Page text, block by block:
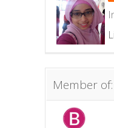
Member of: